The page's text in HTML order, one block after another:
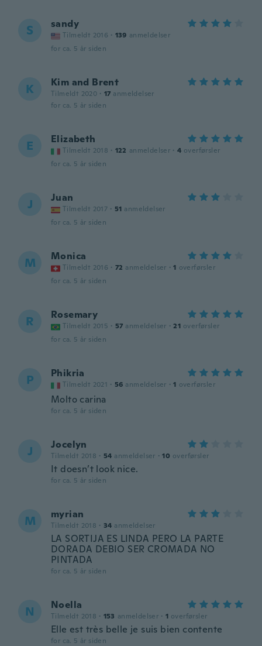
S sandy
Tilmeldt 2016 · 139 anmeldelser
for ca. 5 år siden
K Kim and Brent
Tilmeldt 2020 · 17 anmeldelser
for ca. 5 år siden
E Elizabeth
Tilmeldt 2018 · 122 anmeldelser · 4 overførsler
for ca. 5 år siden
J Juan
Tilmeldt 2017 · 51 anmeldelser
for ca. 5 år siden
M Monica
Tilmeldt 2016 · 72 anmeldelser · 1 overførsler
for ca. 5 år siden
R Rosemary
Tilmeldt 2015 · 57 anmeldelser · 21 overførsler
for ca. 5 år siden
P Phikria
Tilmeldt 2021 · 56 anmeldelser · 1 overførsler
Molto carina
for ca. 5 år siden
J Jocelyn
Tilmeldt 2018 · 54 anmeldelser · 10 overførsler
It doesn’t look nice.
for ca. 5 år siden
M myrian
Tilmeldt 2018 · 34 anmeldelser
LA SORTIJA ES LINDA PERO LA PARTE
DORADA DEBIO SER CROMADA NO
PINTADA
for ca. 5 år siden
N Noella
Tilmeldt 2018 · 153 anmeldelser · 1 overførsler
Elle est très belle je suis bien contente
for ca. 5 år siden